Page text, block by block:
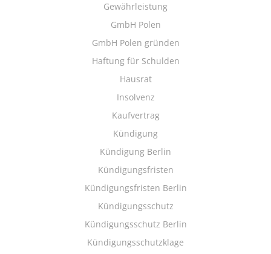
Gewährleistung
GmbH Polen
GmbH Polen gründen
Haftung für Schulden
Hausrat
Insolvenz
Kaufvertrag
Kündigung
Kündigung Berlin
Kündigungsfristen
Kündigungsfristen Berlin
Kündigungsschutz
Kündigungsschutz Berlin
Kündigungsschutzklage